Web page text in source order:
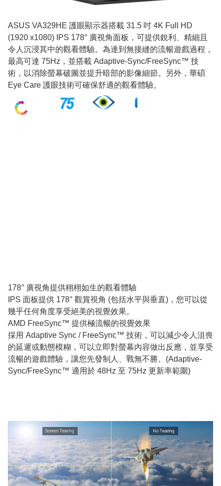
ASUS VA329HE 護眼顯示器搭載 31.5 吋 4K Full HD
(1920 x1080) IPS 178° 廣視角面板，可提供銳利、精細且
令人沉浸其中的觀看體驗。為達到無接縫的流暢遊戲過程，
最高可達 75Hz，並搭載 Adaptive-Sync/FreeSync™ 技
術，以消除螢幕破圖並提升暗部的影像細節。另外，華碩
Eye Care 護眼技術可確保舒適的觀看體驗。
178° 廣視角提供栩栩如生的觀看體驗
IPS 面板提供 178° 觀賞視角 (包括水平與垂直)，您可以從
幾乎任何角度享受絕美的視覺效果。
AMD FreeSync™ 提供極流暢的視覺效果
採用 Adaptive Sync / FreeSync™ 技術，可以減少令人沮喪
的延遲或動態模糊，可以立即對螢幕內容做出反應，並享受
流暢的遊戲體驗，讓您先發制人、戰無不勝。(Adaptive-
Sync/FreeSync™ 適用於 48Hz 至 75Hz 更新率範圍)